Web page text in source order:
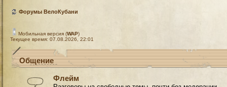
Форумы ВелоКубани
Мобильная версия (WAP)
Текущее время: 07.08.2026, 22:01
Общение
Флейм